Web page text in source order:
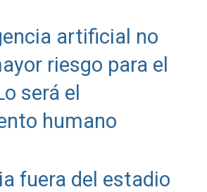
artificial no
riesgo para el
será el
humano
fuera del estadio